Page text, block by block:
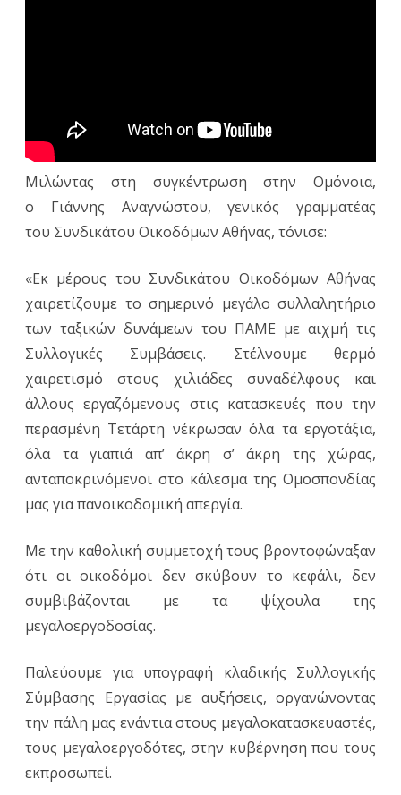
Μιλώντας στη συγκέντρωση στην Ομόνοια,
ο Γιάννης Αναγνώστου, γενικός γραμματέας
του Συνδικάτου Οικοδόμων Αθήνας, τόνισε:
«Εκ μέρους του Συνδικάτου Οικοδόμων Αθήνας
χαιρετίζουμε το σημερινό μεγάλο συλλαλητήριο
των ταξικών δυνάμεων του ΠΑΜΕ με αιχμή τις
Συλλογικές Συμβάσεις. Στέλνουμε θερμό
χαιρετισμό στους χιλιάδες συναδέλφους και
άλλους εργαζόμενους στις κατασκευές που την
περασμένη Τετάρτη νέκρωσαν όλα τα εργοτάξια,
όλα τα γιαπιά απ’ άκρη σ’ άκρη της χώρας,
ανταποκρινόμενοι στο κάλεσμα της Ομοσπονδίας
μας για πανοικοδομική απεργία.
Με την καθολική συμμετοχή τους βροντοφώναξαν
ότι οι οικοδόμοι δεν σκύβουν το κεφάλι, δεν
συμβιβάζονται με τα ψίχουλα της
μεγαλοεργοδοσίας.
Παλεύουμε για υπογραφή κλαδικής Συλλογικής
Σύμβασης Εργασίας με αυξήσεις, οργανώνοντας
την πάλη μας ενάντια στους μεγαλοκατασκευαστές,
τους μεγαλοεργοδότες, στην κυβέρνηση που τους
εκπροσωπεί.